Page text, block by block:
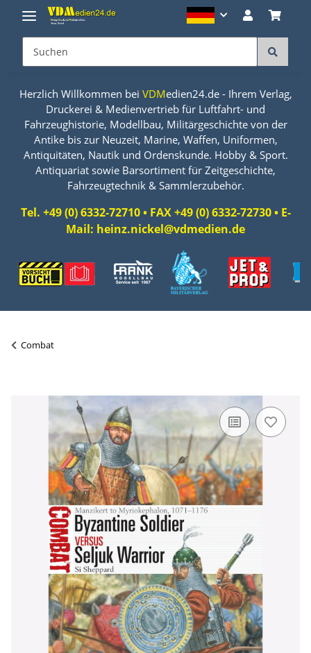
Herzlich Willkommen bei VDMedien24.de - Ihrem Verlag,
Druckerei & Medienvertrieb für Luftfahrt- und
Fahrzeughistorie, Modellbau, Militärgeschichte von der
Antike bis zur Neuzeit, Marine, Waffen, Uniformen,
Antiquitäten, Nautik und Ordenskunde. Hobby & Sport.
Antiquariat sowie Barsortiment für Zeitgeschichte,
Fahrzeugtechnik & Sammlerzubehör.
Tel. +49 (0) 6332-72710 • FAX +49 (0) 6332-72730 • E-
Mail: heinz.nickel@vdmedien.de
Combat